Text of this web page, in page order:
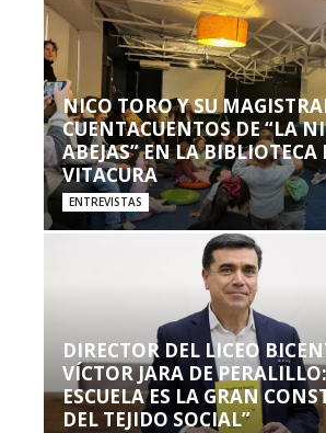
NICO TORO Y SU
CUENTACUENTOS DE “LA
ABEJAS” EN LA BIBLIOTECA
VITACURA
ENTREVISTAS
DIRECTOR DEL LICEO
VÍCTOR JARA DE
ESCUELA ES LA GRAN
DEL TEJIDO SOCIAL”